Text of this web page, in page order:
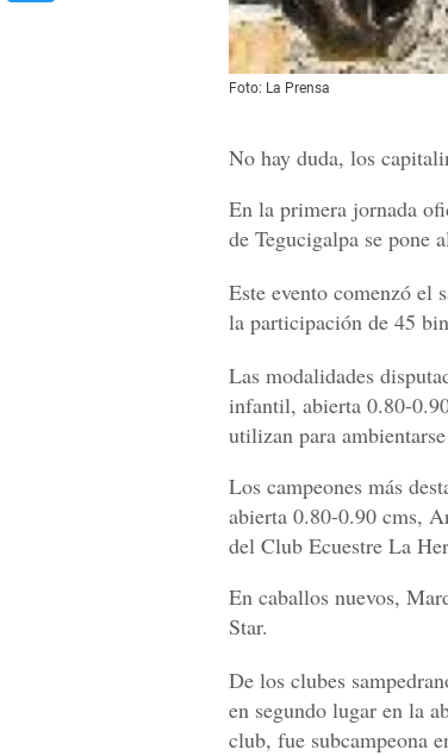
Foto: La Prensa
No hay duda, los
En la primera jornada
de Tegucigalpa se pone
Este evento comenzó el
la participación de 45
Las modalidades
infantil, abierta 0.80-
utilizan para
Los campeones más
abierta 0.80-0.90 cms,
del Club Ecuestre La
En caballos nuevos,
Star.
De los clubes
en segundo lugar en la
club, fue subcampeona